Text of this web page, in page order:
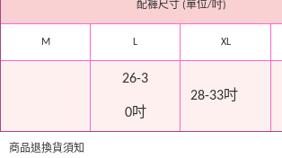
配褲尺寸(單位/吋)
M L XL
26-3
0吋
28-33吋
商品退換貨須知